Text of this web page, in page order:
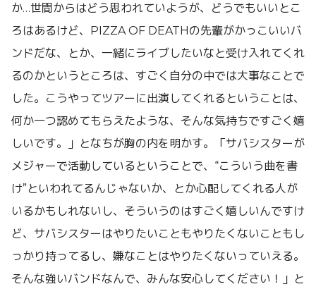
か…世間からはどう思われていようが、どうでもいいとこ
ろはあるけど、PIZZA OF DEATHの先輩がかっこいいバ
ンドだな、とか、一緒にライブしたいなと受け入れてくれ
るのかというところは、すごく自分の中では大事なことで
した。こうやってツアーに出演してくれるということは、
何か一つ認めてもらえたような、そんな気持ちですごく嬉
しいです。」となちが胸の内を明かす。「サバシスターが
メジャーで活動しているということで、“こういう曲を書
け”といわれてるんじゃないか、とか心配してくれる人が
いるかもしれないし、そういうのはすごく嬉しいんですけ
ど、サバシスターはやりたいこともやりたくないこともし
っかり持ってるし、嫌なことはやりたくないっていえる。
そんな強いバンドなんで、みんな安心してください！」と